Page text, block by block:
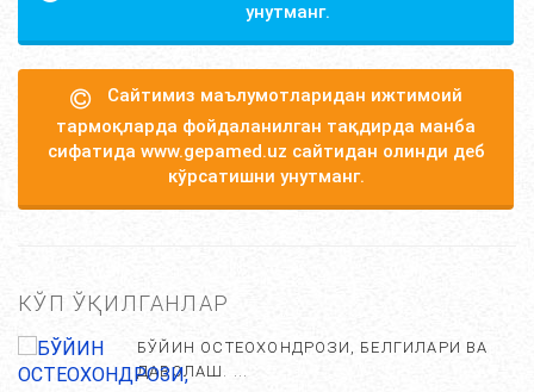
унутманг.
Сайтимиз маълумотларидан ижтимоий
тармоқларда фойдаланилган тақдирда манба
сифатида www.gepamed.uz сайтидан олинди деб
кўрсатишни унутманг.
КЎП ЎҚИЛГАНЛАР
БЎЙИН ОСТЕОХОНДРОЗИ, БЕЛГИЛАРИ ВА
ДАВОЛАШ. ...